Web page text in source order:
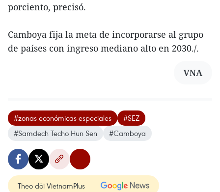
porciento, precisó.
Camboya fija la meta de incorporarse al grupo
de países con ingreso mediano alto en 2030./.
VNA
#zonas económicas especiales
#SEZ
#Samdech Techo Hun Sen
#Camboya
Theo dõi VietnamPlus